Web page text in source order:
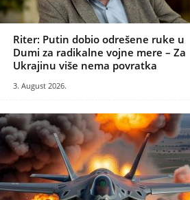
Riter: Putin dobio odrešene ruke u
Dumi za radikalne vojne mere – Za
Ukrajinu više nema povratka
3. August 2026.